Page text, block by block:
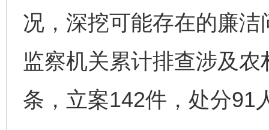
况，深挖可能存在的廉
监察机关累计排查涉及农
条，立案142件，处分91
东山县通报“牛蛙产品抗生素超标问题” 法